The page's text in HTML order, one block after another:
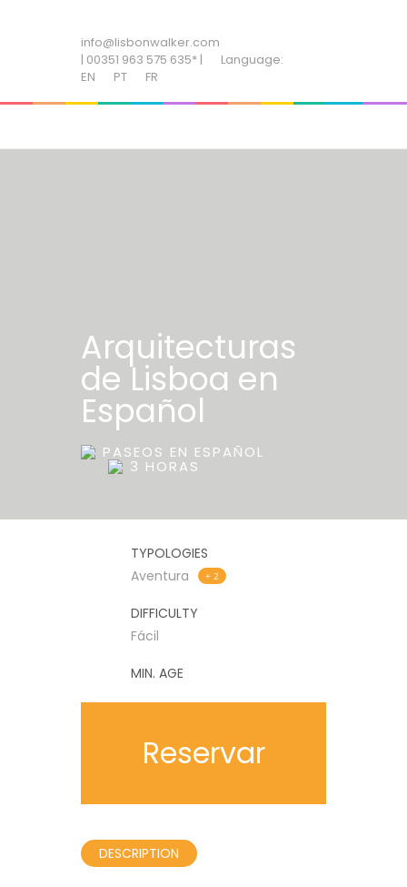
info@lisbonwalker.com
| 00351 963 575 635* |
Language:
EN
PT FR
Arquitecturas
de Lisboa en
Español
PASEOS EN ESPAÑOL
3 HORAS
TYPOLOGIES
Aventura
+ 2
DIFFICULTY
Fácil
MIN. AGE
Reservar
DESCRIPTION